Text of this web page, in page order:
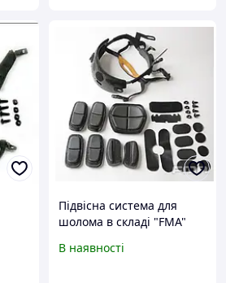
Підвісна система для
шолома в складі "FMA"
каски Fast Чорна AIR ARI
В наявності